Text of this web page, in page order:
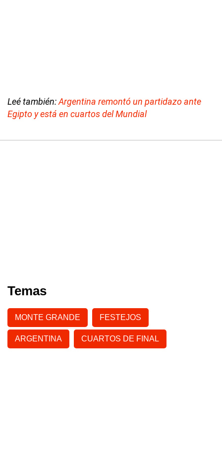
Leé también:Argentina remontó un partidazo ante
Egipto y está en cuartos del Mundial
Temas
MONTE GRANDE FESTEJOS
ARGENTINA CUARTOS DE FINAL